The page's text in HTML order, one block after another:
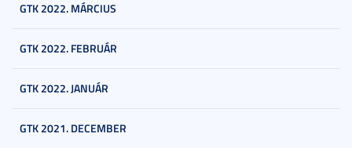
GTK 2022. MÁRCIUS
GTK 2022. FEBRUÁR
GTK 2022. JANUÁR
GTK 2021. DECEMBER